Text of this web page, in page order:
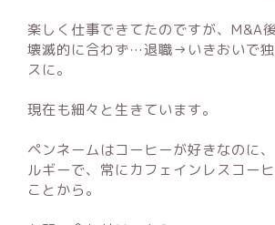
楽しく仕事できてたのですが、M&A
壊滅的に合わず…退職→いきおいで
スに。
現在も細々と生きています。
ペンネームはコーヒーが好きなのに
ルギーで、常にカフェインレスコー
ことから。